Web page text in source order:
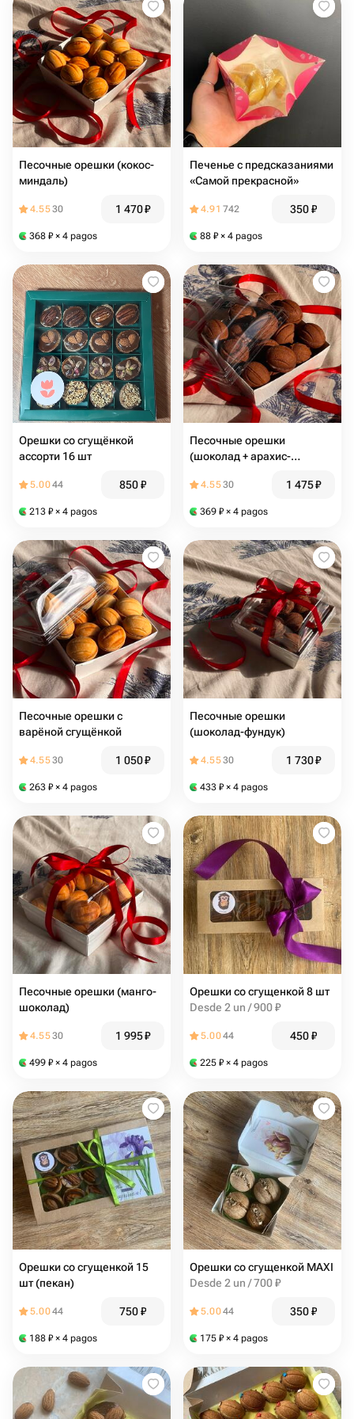
Песочные орешки (кокос-
миндаль)
4.5530 1 470₽
368 ₽ × 4 pagos
Печенье с предсказаниями
«Самой прекрасной»
4.91 742 350₽
88 ₽ × 4 pagos
Орешки со сгущёнкой
ассорти 16 шт
5.0044 850₽
213 ₽ × 4 pagos
Песочные орешки
(шоколад + арахис-
4.5530 1 475₽
369 ₽ × 4 pagos
Песочные орешки с
варёной сгущёнкой
4.5530 1 050₽
263 ₽ × 4 pagos
Песочные орешки
(шоколад-фундук)
4.5530 1 730₽
433 ₽ × 4 pagos
Песочные орешки (манго-
шоколад)
4.5530 1 995₽
499 ₽ × 4 pagos
Орешки со сгущенкой 8 шт
Desde 2 un / 900 ₽
5.0044 450₽
225 ₽ × 4 pagos
Орешки со сгущенкой 15
шт (пекан)
5.0044 750₽
188 ₽ × 4 pagos
Орешки со сгущенкой МАХI
Desde 2 un / 700 ₽
5.0044 350₽
175 ₽ × 4 pagos